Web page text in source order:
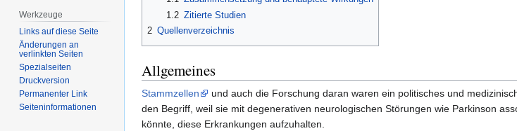
1.2 Zitierte Studien
2 Quellenverzeichnis
Allgemeines
Stammzellen
und auch die Forschung daran waren ein politisches und
den Begriff, weil sie mit degenerativen neurologischen Störungen wie Parkinson
könnte, diese Erkrankungen aufzuhalten.
Werkzeuge
Links auf diese Seite
Änderungen an
verlinkten Seiten
Spezialseiten
Druckversion
Permanenter Link
Seiten­informationen